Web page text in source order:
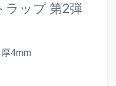
ラップ 第2弾
4mm